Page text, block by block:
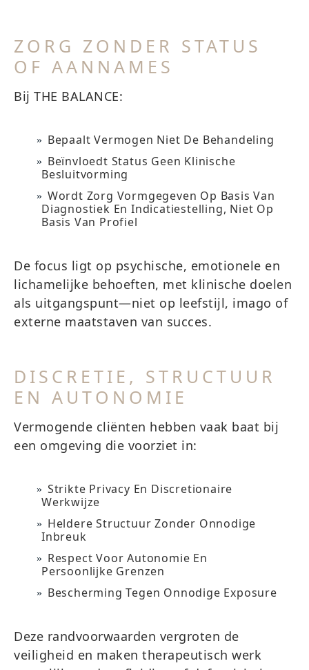
ZORG ZONDER STATUS
OF AANNAMES
Bij THE BALANCE:
Bepaalt Vermogen Niet De Behandeling
Beïnvloedt Status Geen Klinische
Besluitvorming
Wordt Zorg Vormgegeven Op Basis Van
Diagnostiek En Indicatiestelling, Niet Op
Basis Van Profiel
De focus ligt op psychische, emotionele en
lichamelijke behoeften, met klinische doelen
als uitgangspunt—niet op leefstijl, imago of
externe maatstaven van succes.
DISCRETIE, STRUCTUUR
EN AUTONOMIE
Vermogende cliënten hebben vaak baat bij
een omgeving die voorziet in:
Strikte Privacy En Discretionaire
Werkwijze
Heldere Structuur Zonder Onnodige
Inbreuk
Respect Voor Autonomie En
Persoonlijke Grenzen
Bescherming Tegen Onnodige Exposure
Deze randvoorwaarden vergroten de
veiligheid en maken therapeutisch werk